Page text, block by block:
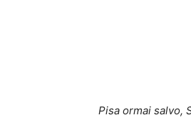
Pisa ormai salvo,